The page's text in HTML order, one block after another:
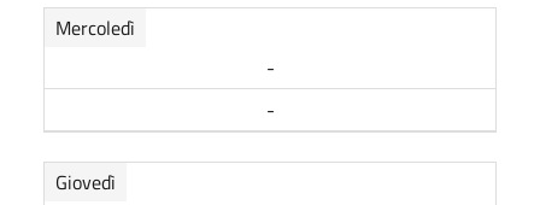
Mercoledì
-
-
Giovedì